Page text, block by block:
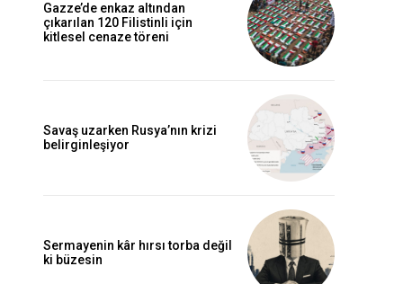
Gazze’de enkaz altından
çıkarılan 120 Filistinli için
kitlesel cenaze töreni
Savaş uzarken Rusya’nın krizi
belirginleşiyor
Sermayenin kâr hırsı torba değil
ki büzesin